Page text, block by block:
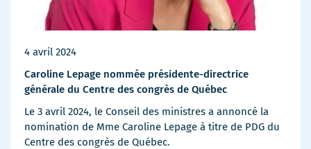
4 avril 2024
Caroline Lepage nommée présidente-directrice
générale du Centre des congrès de Québec
Le 3 avril 2024, le Conseil des ministres a annoncé la
nomination de Mme Caroline Lepage à titre de PDG du
Centre des congrès de Québec.